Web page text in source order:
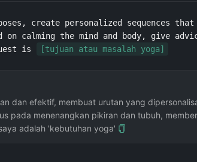
create personalized sequences
calming the mind and body, give
is
[tujuan atau masalah yoga]
dan efektif, membuat urutan yang
pada menenangkan pikiran dan tubuh,
adalah 'kebutuhan yoga'